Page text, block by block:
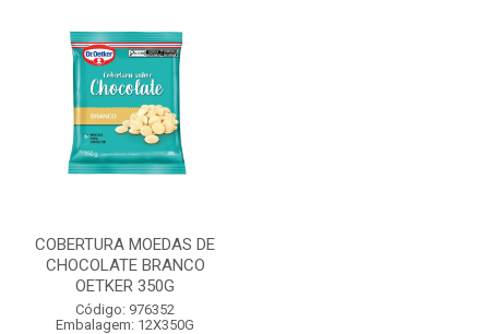
COBERTURA MOEDAS DE
CHOCOLATE BRANCO
OETKER 350G
Código: 976352
Embalagem: 12X350G